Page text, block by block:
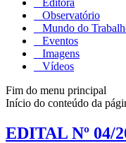
Observatório
Mundo do
Eventos
Imagens
Vídeos
Fim do menu principal
Início do conteúdo da
EDITAL Nº 04/